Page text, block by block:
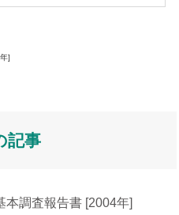
]
記事
本調査報告書 [2004年]